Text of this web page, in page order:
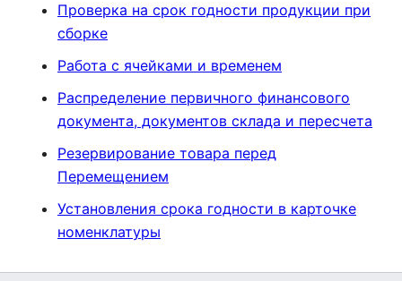
Проверка на срок годности продукции при
сборке
Работа с ячейками и временем
Распределение первичного финансового
документа, документов склада и пересчета
Резервирование товара перед
Перемещением
Установления срока годности в карточке
номенклатуры